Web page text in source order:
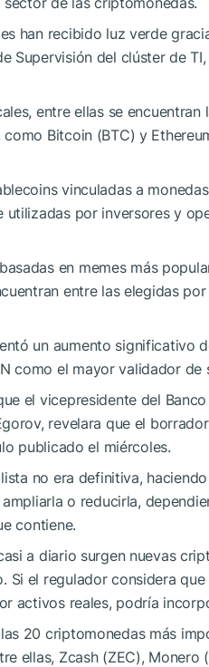
han recibido luz verde
Supervisión del clúster de
entre ellas se
Bitcoin (BTC) y
vinculadas a
utilizadas por inversores y
en memes más
entre las elegidas
un aumento significativo
como el mayor validador
el vicepresidente del
revelara que el
publicado el miércoles.
no era definitiva,
o reducirla,
contiene.
a diario surgen nuevas
Si el regulador considera
activos reales, podría
20 criptomonedas más
ellas, Zcash (ZEC), Monero